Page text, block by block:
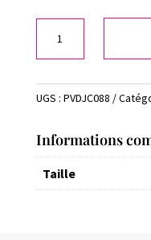
Short
d'entraînement
Adulte
UGS : PVDJC088
Informations
Taille